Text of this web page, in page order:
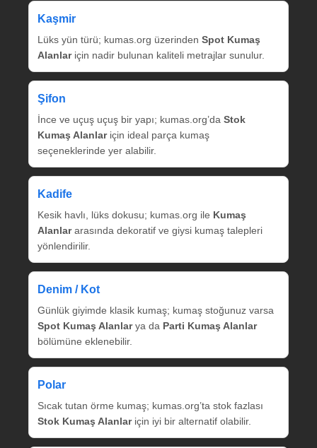
Kaşmir
Lüks yün türü; kumas.org üzerinden Spot Kumaş
Alanlariçin nadir bulunan kaliteli metrajlar sunulur.
Şifon
İnce ve uçuş uçuş bir yapı; kumas.org’da Stok
Kumaş Alanlariçin ideal parça kumaş
seçeneklerinde yer alabilir.
Kadife
Kesik havlı, lüks dokusu; kumas.org ile Kumaş
Alanlararasında dekoratif ve giysi kumaş talepleri
yönlendirilir.
Denim / Kot
Günlük giyimde klasik kumaş; kumaş stoğunuz varsa
Spot Kumaş Alanlarya da Parti Kumaş Alanlar
bölümüne eklenebilir.
Polar
Sıcak tutan örme kumaş; kumas.org’ta stok fazlası
Stok Kumaş Alanlariçin iyi bir alternatif olabilir.